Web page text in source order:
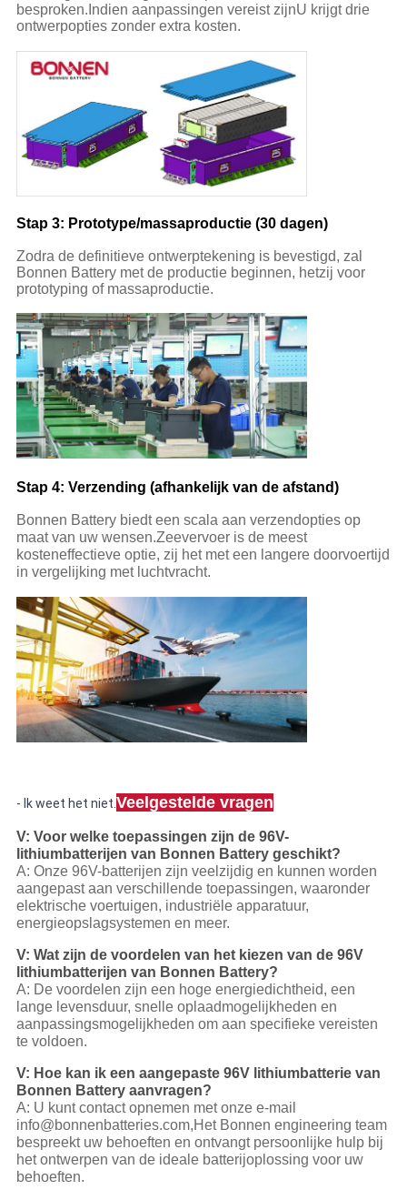
besproken.Indien aanpassingen vereist zijnU krijgt drie
ontwerpopties zonder extra kosten.
Stap 3: Prototype/massaproductie (30 dagen)
Zodra de definitieve ontwerptekening is bevestigd, zal
Bonnen Battery met de productie beginnen, hetzij voor
prototyping of massaproductie.
Stap 4: Verzending (afhankelijk van de afstand)
Bonnen Battery biedt een scala aan verzendopties op
maat van uw wensen.Zeevervoer is de meest
kosteneffectieve optie, zij het met een langere doorvoertijd
in vergelijking met luchtvracht.
- Ik weet het niet. Veelgestelde vragen
V: Voor welke toepassingen zijn de 96V-
lithiumbatterijen van Bonnen Battery geschikt?
A: Onze 96V-batterijen zijn veelzijdig en kunnen worden
aangepast aan verschillende toepassingen, waaronder
elektrische voertuigen, industriële apparatuur,
energieopslagsystemen en meer.
V: Wat zijn de voordelen van het kiezen van de 96V
lithiumbatterijen van Bonnen Battery?
A: De voordelen zijn een hoge energiedichtheid, een
lange levensduur, snelle oplaadmogelijkheden en
aanpassingsmogelijkheden om aan specifieke vereisten
te voldoen.
V: Hoe kan ik een aangepaste 96V lithiumbatterie van
Bonnen Battery aanvragen?
A: U kunt contact opnemen met onze e-mail
info@bonnenbatteries.com,Het Bonnen engineering team
bespreekt uw behoeften en ontvangt persoonlijke hulp bij
het ontwerpen van de ideale batterijoplossing voor uw
behoeften.